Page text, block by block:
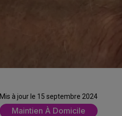
Mis à jour le 15 septembre 2024
Maintien À Domicile